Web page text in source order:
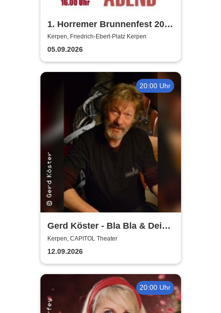
1. Horremer Brunnenfest 2026
- Klüngelköpp, Druckluft,
Planschemalöör, Paveier
Kerpen, Friedrich-Ebert-Platz Kerpen
05.09.2026
20:00 Uhr
Gerd Köster - Bla Bla & Dei
Dei
Kerpen, CAPITOL Theater
12.09.2026
20:00 Uhr